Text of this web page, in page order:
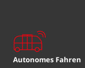
Autonomes Fahren